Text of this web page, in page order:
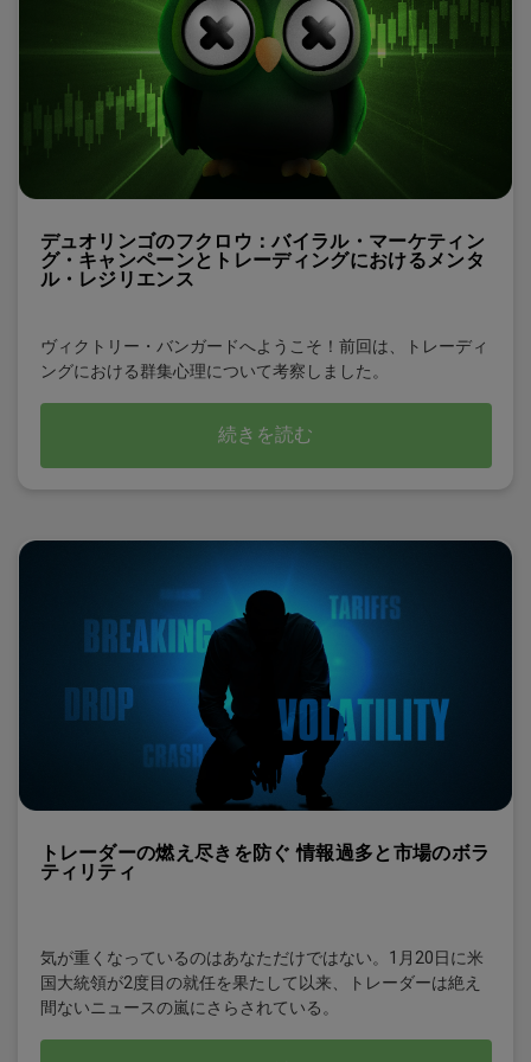
デュオリンゴのフクロウ：バイラル・マーケティン
グ・キャンペーンとトレーディングにおけるメンタ
ル・レジリエンス
ヴィクトリー・バンガードへようこそ！前回は、トレーディ
ングにおける群集心理について考察しました。
続きを読む
トレーダーの燃え尽きを防ぐ 情報過多と市場のボラ
ティリティ
気が重くなっているのはあなただけではない。1月20日に米
国大統領が2度目の就任を果たして以来、トレーダーは絶え
間ないニュースの嵐にさらされている。